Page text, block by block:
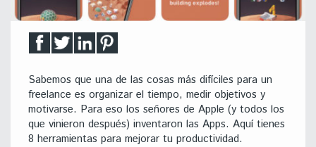
Sabemos que una de las cosas más difíciles para un
freelance es organizar el tiempo, medir objetivos y
motivarse. Para eso los señores de Apple (y todos los
que vinieron después) inventaron las Apps. Aquí tienes
8 herramientas para mejorar tu productividad.